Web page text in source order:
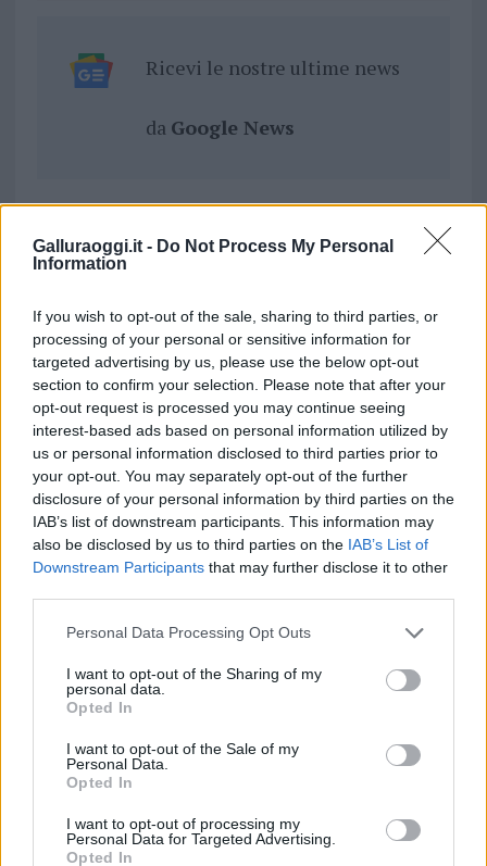
Galluraoggi.it - Do Not Process My Personal
Information
If you wish to opt-out of the sale, sharing to third parties, or
processing of your personal or sensitive information for
targeted advertising by us, please use the below opt-out
section to confirm your selection. Please note that after your
opt-out request is processed you may continue seeing
interest-based ads based on personal information utilized by
us or personal information disclosed to third parties prior to
your opt-out. You may separately opt-out of the further
disclosure of your personal information by third parties on the
IAB’s list of downstream participants. This information may
also be disclosed by us to third parties on the IAB’s List of
Downstream Participants that may further disclose it to other
Please note that this website/app uses one or more Google
not limited to your visit or usage behaviour. You may click to
grant or deny consent to Google and its third-party tags to
use your data for below specified purposes in below Google
consent section.
Personal Data Processing Opt Outs
I want to opt-out of the Sharing of my
personal data.
Opted In
I want to opt-out of the Sale of my
Personal Data.
Opted In
I want to opt-out of processing my
Personal Data for Targeted Advertising.
Opted In
Ricevi le nostre ultime news
da Google News
Condividi l'articolo
F
ce
b
o
o
k
T
it
te
r
Pi
te
re
st
W
at
s
A
p
p
S
a
re
Articolo precedente
Prossimo articolo
NOTIZIE RECENTI
Migliori agenzie per l’Attestazione SOA in Italia:
lista delle 4 realtà più efficienti nella g…
“Sul filo del discorso”: sold out ad Olbia per il
reading su Atzeni
La Maddalena, festa per i 30 anni del Diving
Esce di strada con l’auto ad Arzachena: ferito il
conducente